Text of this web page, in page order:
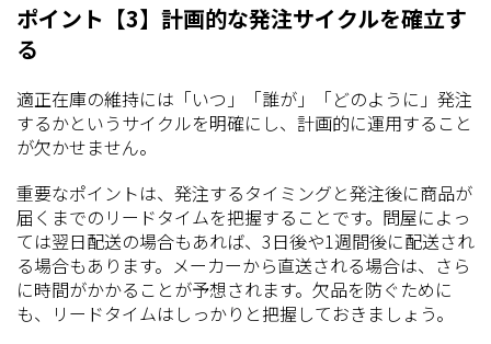
ポイント【3】計画的な発注サイクルを確立す
る
適正在庫の維持には「いつ」「誰が」「どのように」発注
するかというサイクルを明確にし、計画的に運用すること
が欠かせません。
重要なポイントは、発注するタイミングと発注後に商品が
届くまでのリードタイムを把握することです。問屋によっ
ては翌日配送の場合もあれば、3日後や1週間後に配送され
る場合もあります。メーカーから直送される場合は、さら
に時間がかかることが予想されます。欠品を防ぐために
も、リードタイムはしっかりと把握しておきましょう。